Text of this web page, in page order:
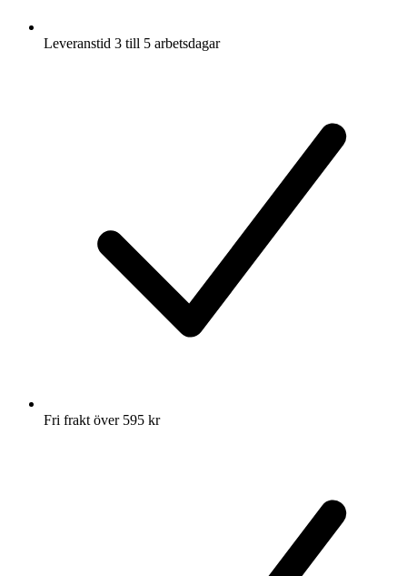
Leveranstid 3 till 5 arbetsdagar
Fri frakt över 595 kr